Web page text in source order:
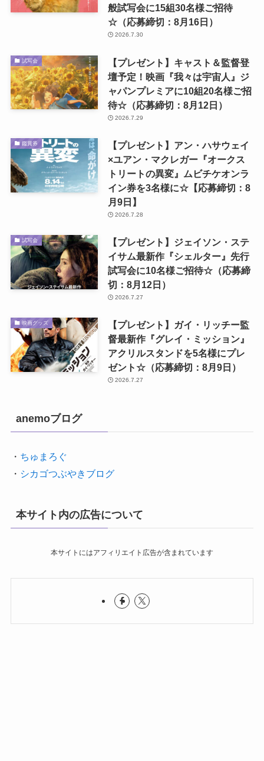
般試写会に15組30名様ご招待
☆（応募締切：8月16日）
2026.7.30
試写会
【プレゼント】キャスト＆監督登
壇予定！映画『我々は宇宙人』ジ
ャパンプレミアに10組20名様ご招
待☆（応募締切：8月12日）
2026.7.29
鑑賞券
【プレゼント】アン・ハサウェイ
×ユアン・マクレガー『オークス
トリートの異変』ムビチケオンラ
イン券を3名様に☆【応募締切：8
月9日】
2026.7.28
試写会
【プレゼント】ジェイソン・ステ
イサム最新作『シェルター』先行
試写会に10名様ご招待☆（応募締
切：8月12日）
2026.7.27
映画グッズ
【プレゼント】ガイ・リッチー監
督最新作『グレイ・ミッション』
アクリルスタンドを5名様にプレ
ゼント☆（応募締切：8月9日）
2026.7.27
anemoブログ
・ ちゅまろぐ
・ シカゴつぶやきブログ
本サイト内の広告について
本サイトにはアフィリエイト広告が含まれています